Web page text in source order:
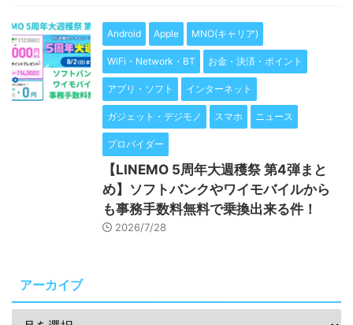
Android Apple MNO(キャリア)
WiFi・Network・BT お金・決済・ポイント
アプリ・ソフト インターネット
ガジェット・デジモノ スマホ ニュース
プロバイダー
【LINEMO 5周年大週穫祭 第4弾まと
め】ソフトバンクやワイモバイルから
も事務手数料無料で乗換出来る件！
2026/7/28
アーカイブ